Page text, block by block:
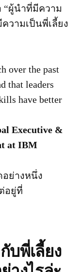
“ผู้นำที่มีความ
วามเป็นพี่เลี้ยง
over the past
that leaders
have better
Executive &
at IBM
อย่างหนึ่ง
อยู่ที่
บพี่เลี้ยง